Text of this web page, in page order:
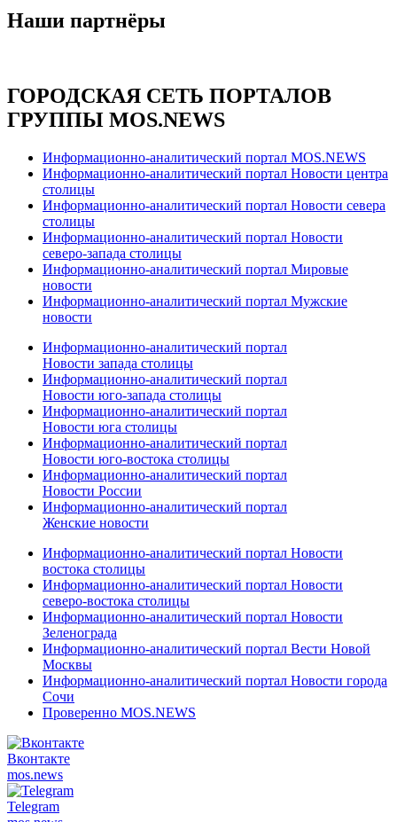
Наши партнёры
ГОРОДСКАЯ СЕТЬ ПОРТАЛОВ
ГРУППЫ MOS.NEWS
Информационно-аналитический портал MOS.NEWS
Информационно-аналитический портал Новости центра
столицы
Информационно-аналитический портал Новости севера
столицы
Информационно-аналитический портал Новости
северо-запада столицы
Информационно-аналитический портал Мировые
новости
Информационно-аналитический портал Мужские
новости
Информационно-аналитический портал
Новости запада столицы
Информационно-аналитический портал
Новости юго-запада столицы
Информационно-аналитический портал
Новости юга столицы
Информационно-аналитический портал
Новости юго-востока столицы
Информационно-аналитический портал
Новости России
Информационно-аналитический портал
Женские новости
Информационно-аналитический портал Новости
востока столицы
Информационно-аналитический портал Новости
северо-востока столицы
Информационно-аналитический портал Новости
Зеленограда
Информационно-аналитический портал Вести Новой
Москвы
Информационно-аналитический портал Новости города
Сочи
Проверенно MOS.NEWS
Вконтакте
mos.news
Telegram